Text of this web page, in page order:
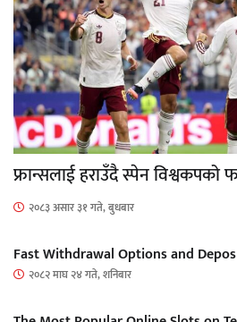
फ्रान्सलाई हराउँदै स्पेन विश्वकपको
२०८३ असार ३१ गते, बुधबार
Fast Withdrawal Options and
२०८२ माघ २४ गते, शनिबार